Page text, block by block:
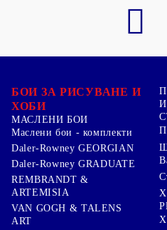
БОИ ЗА РИСУВАНЕ И
ХОБИ
МАСЛЕНИ БОИ
Маслени бои - комплекти
Daler-Rowney GEORGIAN
Daler-Rowney GRADUATE
REMBRANDT &
ARTEMISIA
VAN GOGH & TALENS
ART